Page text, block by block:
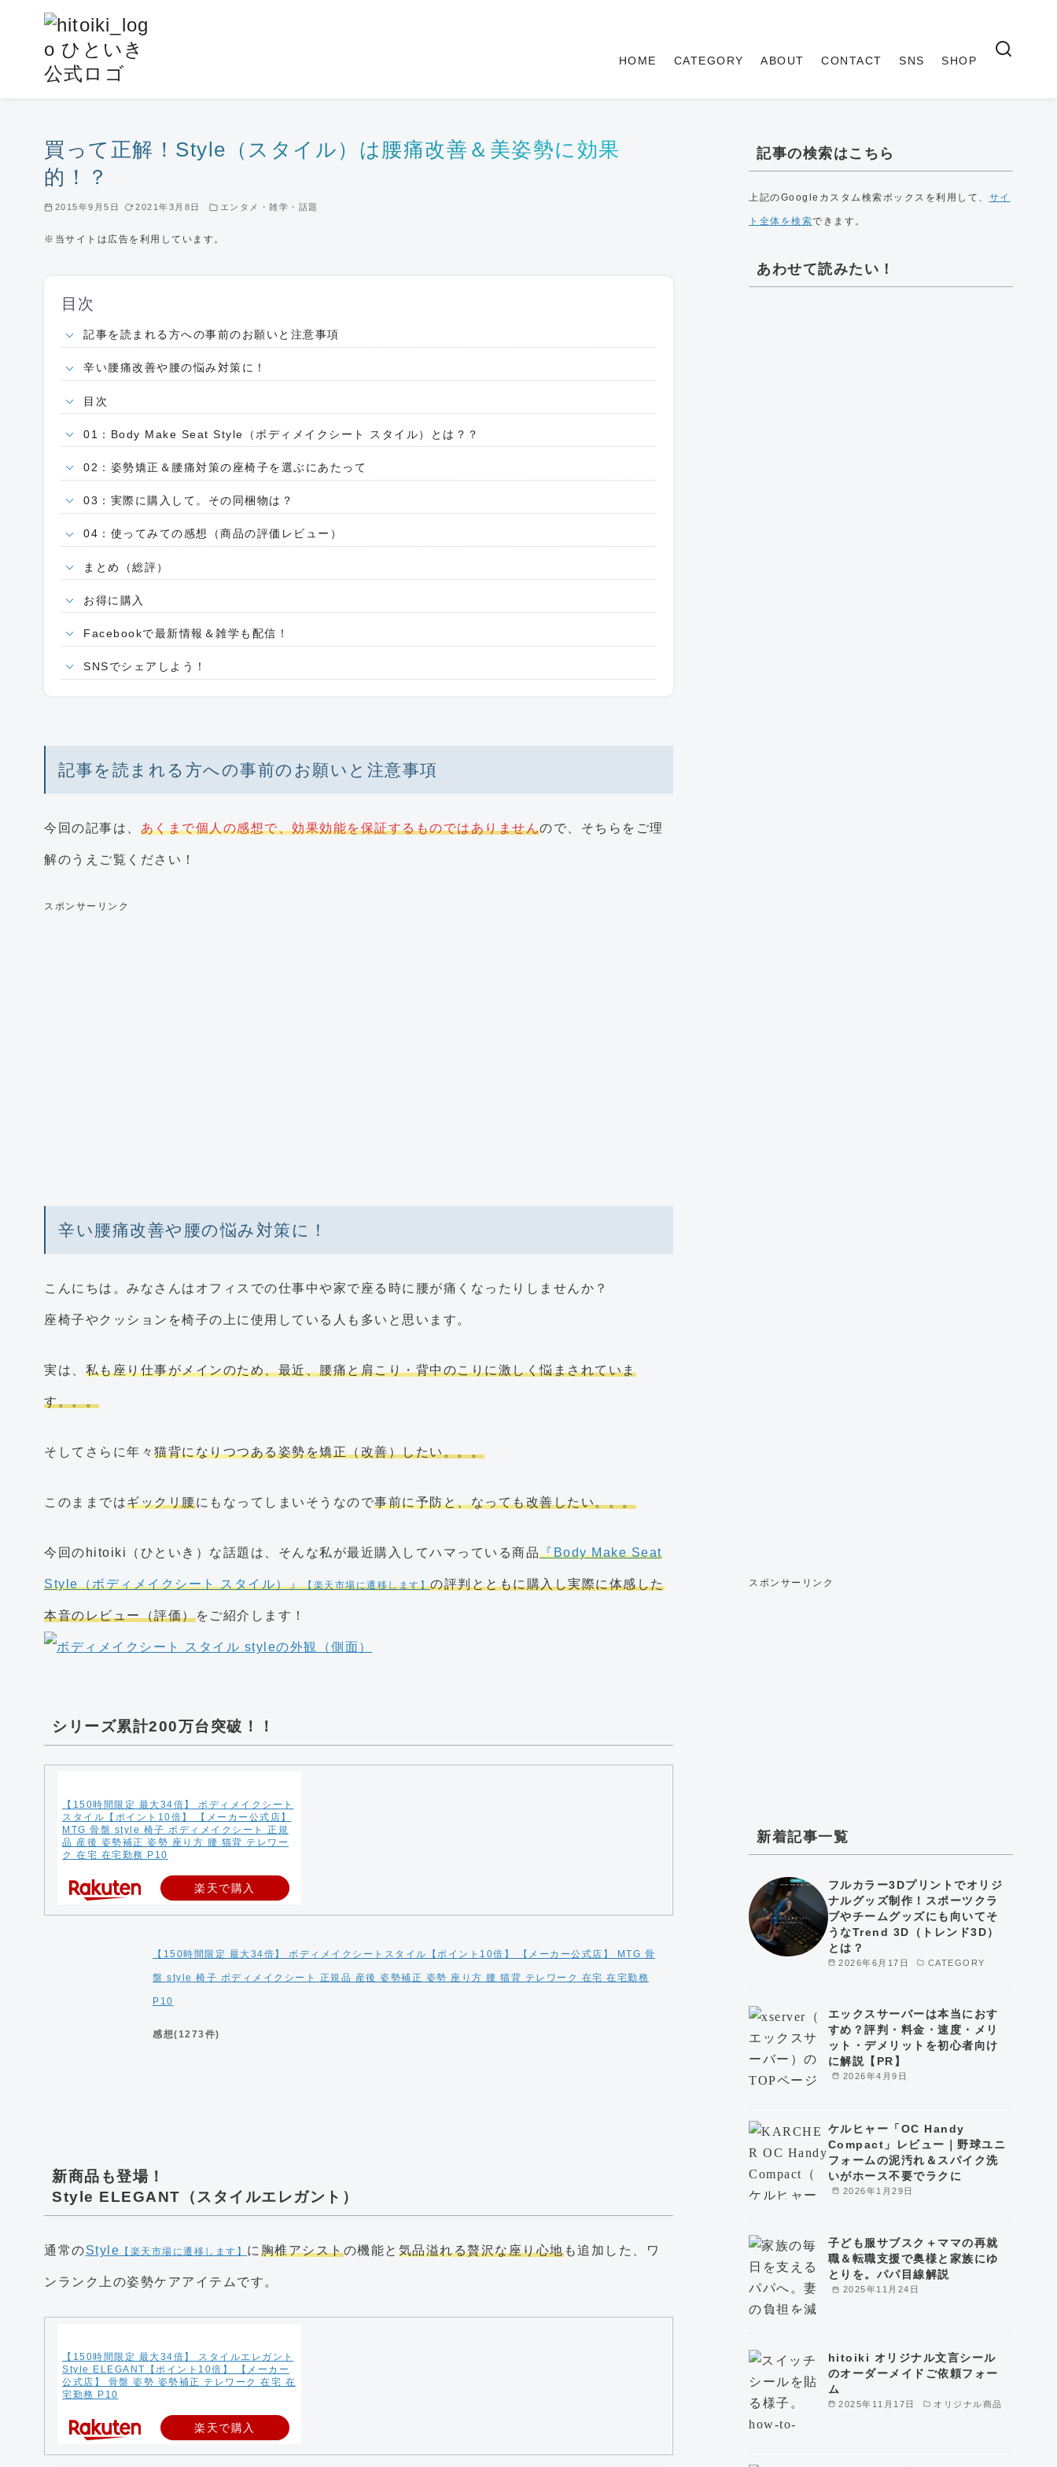
HOME CATEGORY ABOUT CONTACT SNS SHOP
買って正解！Style（スタイル）は腰痛改善＆美姿勢に効果
的！？
2015年9月5日 2021年3月8日 エンタメ・雑学・話題
※当サイトは広告を利用しています。
目次
記事を読まれる方への事前のお願いと注意事項
辛い腰痛改善や腰の悩み対策に！
目次
01：Body Make Seat Style（ボディメイクシート スタイル）とは？？
02：姿勢矯正＆腰痛対策の座椅子を選ぶにあたって
03：実際に購入して。その同梱物は？
04：使ってみての感想（商品の評価レビュー）
まとめ（総評）
お得に購入
Facebookで最新情報＆雑学も配信！
SNSでシェアしよう！
記事を読まれる方への事前のお願いと注意事項
今回の記事は、 あくまで個人の感想で、効果効能を保証するものではありませんので、そちらをご理
解のうえご覧ください！
スポンサーリンク
辛い腰痛改善や腰の悩み対策に！
こんにちは。みなさんはオフィスでの仕事中や家で座る時に腰が痛くなったりしませんか？
座椅子やクッションを椅子の上に使用している人も多いと思います。
実は、 私も座り仕事がメインのため、最近、腰痛と肩こり・背中のこりに激しく悩まされていま
す。。。
そしてさらに年々 猫背になりつつある姿勢を矯正（改善）したい。。。
このままではギックリ腰にもなってしまいそうなので事前に予防と、なっても改善したい。。。
今回のhitoiki（ひといき）な話題は、そんな私が最近購入してハマっている商品『Body Make Seat
Style（ボディメイクシート スタイル）』【楽天市場に遷移します】の評判とともに購入し実際に体感した
本音のレビュー（評価）をご紹介します！
シリーズ累計200万台突破！！
【150時間限定 最大34倍】 ボディメイクシート
スタイル【ポイント10倍】 【メーカー公式店】
MTG 骨盤 style 椅子 ボディメイクシート 正規
品 産後 姿勢補正 姿勢 座り方 腰 猫背 テレワー
ク 在宅 在宅勤務 P10
楽天で購入
【150時間限定 最大34倍】 ボディメイクシートスタイル【ポイント10倍】 【メーカー公式店】 MTG 骨
盤 style 椅子 ボディメイクシート 正規品 産後 姿勢補正 姿勢 座り方 腰 猫背 テレワーク 在宅 在宅勤務
P10
感想(1273件)
新商品も登場！
Style ELEGANT（スタイルエレガント）
通常のStyle 【楽天市場に遷移します】 に 胸椎アシストの機能と 気品溢れる贅沢な座り心地も追加した、ワ
ンランク上の姿勢ケアアイテムです。
【150時間限定 最大34倍】 スタイルエレガント
Style ELEGANT【ポイント10倍】 【メーカー
公式店】 骨盤 姿勢 姿勢補正 テレワーク 在宅 在
宅勤務 P10
楽天で購入
記事の検索はこちら
上記のGoogleカスタム検索ボックスを利用して、 サイ
ト全体を検索できます。
あわせて読みたい！
スポンサーリンク
新着記事一覧
2026年6月17日 CATEGORY
フルカラー3Dプリントでオリジ
ナルグッズ制作！スポーツクラ
ブやチームグッズにも向いてそ
うなTrend 3D（トレンド3D）
とは？
2026年4月9日
エックスサーバーは本当におす
すめ？評判・料金・速度・メリ
ット・デメリットを初心者向け
に解説【PR】
2026年1月29日
ケルヒャー「OC Handy
Compact」レビュー｜野球ユニ
フォームの泥汚れ＆スパイク洗
いがホース不要でラクに
2025年11月24日
子ども服サブスク＋ママの再就
職＆転職支援で奥様と家族にゆ
とりを。パパ目線解説
2025年11月17日 オリジナル商品
hitoiki オリジナル文言シール
のオーダーメイドご依頼フォー
ム